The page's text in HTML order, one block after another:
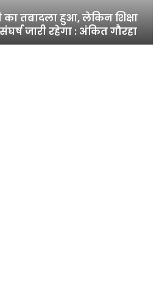
का तबादला हुआ, लेकिन शिक्षा
जारी रहेगा : अंकित गौरहा